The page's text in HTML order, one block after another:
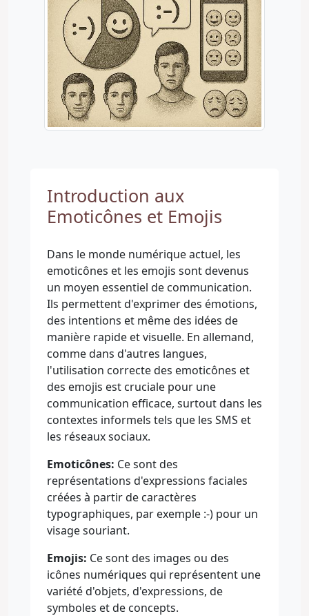
Introduction aux
Emoticônes et Emojis
Dans le monde numérique actuel, les
emoticônes et les emojis sont devenus
un moyen essentiel de communication.
Ils permettent d'exprimer des émotions,
des intentions et même des idées de
manière rapide et visuelle. En allemand,
comme dans d'autres langues,
l'utilisation correcte des emoticônes et
des emojis est cruciale pour une
communication efficace, surtout dans les
contextes informels tels que les SMS et
les réseaux sociaux.
Emoticônes: Ce sont des
représentations d'expressions faciales
créées à partir de caractères
typographiques, par exemple :-) pour un
visage souriant.
Emojis: Ce sont des images ou des
icônes numériques qui représentent une
variété d'objets, d'expressions, de
symboles et de concepts.